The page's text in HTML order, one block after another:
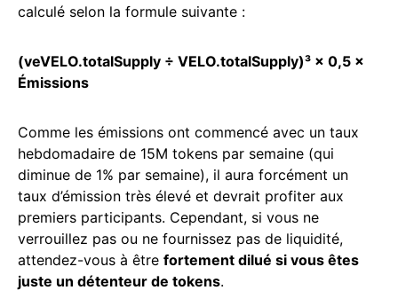
calculé selon la formule suivante :
(veVELO.totalSupply ÷ VELO.totalSupply)³ × 0,5 ×
Émissions
Comme les émissions ont commencé avec un taux
hebdomadaire de 15M tokens par semaine (qui
diminue de 1% par semaine), il aura forcément un
taux d’émission très élevé et devrait profiter aux
premiers participants. Cependant, si vous ne
verrouillez pas ou ne fournissez pas de liquidité,
attendez-vous à être fortement dilué si vous êtes
juste un détenteur de tokens.